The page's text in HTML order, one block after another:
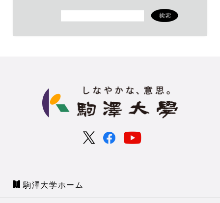
駒澤大学ホーム